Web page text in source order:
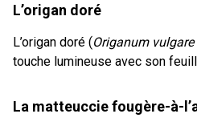
L’origan doré
L’origan doré (Origanum vulgare
touche lumineuse avec son
La matteuccie fougère-à-